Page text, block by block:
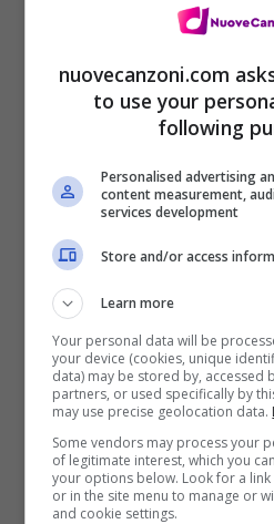
nuovecanzoni.com
to use your
following
Personalised advertising
content measurement,
services development
Store and/or access
Learn more
Your personal data will be
your device (cookies, unique
data) may be stored by, accessed
partners, or used specifically by
may use precise geolocation data.
Some vendors may process your
of legitimate interest, which you
your options below. Look for a
or in the site menu to manage or
and cookie settings.